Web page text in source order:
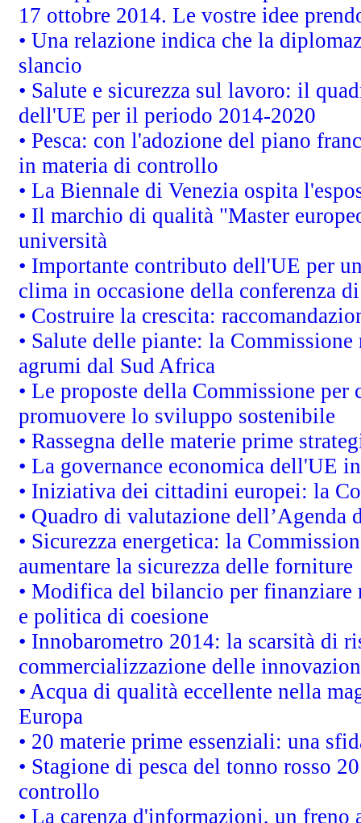
17 ottobre 2014. Le vostre idee
• Una relazione indica che la
slancio
• Salute e sicurezza sul lavoro: il
dell'UE per il periodo 2014-2020
• Pesca: con l'adozione del piano
in materia di controllo
• La Biennale di Venezia ospita
• Il marchio di qualità "Master
università
• Importante contributo dell'UE per
clima in occasione della conferenza
• Costruire la crescita:
• Salute delle piante: la
agrumi dal Sud Africa
• Le proposte della Commissione
promuovere lo sviluppo sostenibile
• Rassegna delle materie prime
• La governance economica dell'UE
• Iniziativa dei cittadini europei: la
• Quadro di valutazione
• Sicurezza energetica: la
aumentare la sicurezza delle forniture
• Modifica del bilancio per finanziare
e politica di coesione
• Innobarometro 2014: la scarsità di
commercializzazione delle
• Acqua di qualità eccellente nella
Europa
• 20 materie prime essenziali: una
• Stagione di pesca del tonno rosso
controllo
• La carenza d'informazioni, un